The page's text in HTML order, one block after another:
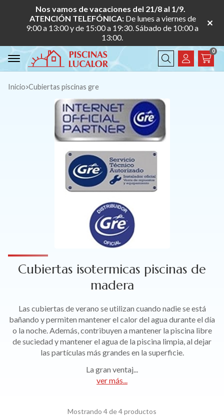
Nos vamos de vacaciones del 21/8 al 1/9.
ATENCIÓN TELEFÓNICA: De lunes a viernes de
9:00 a 13:00 y de 15:00 a 19:30. Sábado de 10:00 a
13:00.
Buscar
0
Inicio cubiertas piscinas gre
Cubiertas isotermicas piscinas de
madera
Las cubiertas de verano se utilizan cuando nadie se está
bañando y permiten mantener el calor del agua durante el día
o la noche. Además, contribuyen a mantener la piscina libre
de suciedad y mantener el agua de la piscina limpia, al dejar
las partículas más grandes en la superficie.
La gran ventaj
ver más...
Mostrando 4 de 4 productos